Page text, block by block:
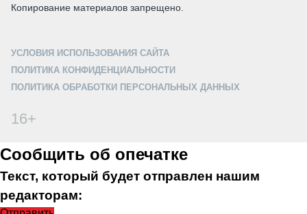
Копирование материалов запрещено.
УСЛОВИЯ ИСПОЛЬЗОВАНИЯ САЙТА
ПОЛИТИКА КОНФИДЕНЦИАЛЬНОСТИ
ПОЛИТИКА ОБРАБОТКИ ПЕРСОНАЛЬНЫХ ДАННЫХ
16+
Сообщить об опечатке
Текст, который будет отправлен нашим
редакторам: